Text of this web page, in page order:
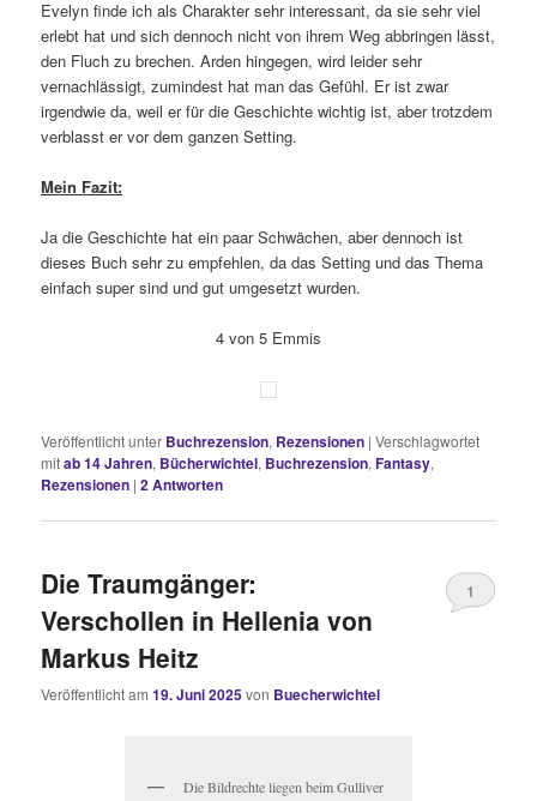
Evelyn finde ich als Charakter sehr interessant, da sie sehr viel
erlebt hat und sich dennoch nicht von ihrem Weg abbringen lässt,
den Fluch zu brechen. Arden hingegen, wird leider sehr
vernachlässigt, zumindest hat man das Gefühl. Er ist zwar
irgendwie da, weil er für die Geschichte wichtig ist, aber trotzdem
verblasst er vor dem ganzen Setting.
Mein Fazit:
Ja die Geschichte hat ein paar Schwächen, aber dennoch ist
dieses Buch sehr zu empfehlen, da das Setting und das Thema
einfach super sind und gut umgesetzt wurden.
4 von 5 Emmis
Veröffentlicht unter Buchrezension, Rezensionen |Verschlagwortet
mitab 14 Jahren, Bücherwichtel, Buchrezension,Fantasy,
Rezensionen |2Antworten
Die Traumgänger:
Verschollen in Hellenia von
Markus Heitz
Veröffentlicht am19. Juni 2025von Buecherwichtel
1
Die Bildrechte liegen beim Gulliver